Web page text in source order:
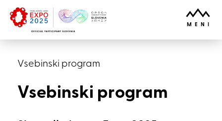
ODPRI
MENI
Vsebinski program
Vsebinski program